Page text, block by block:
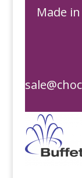
Made